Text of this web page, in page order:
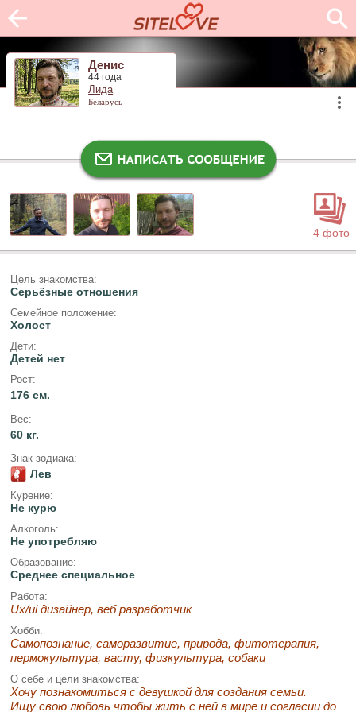
Денис
44 года
Лида
Беларусь
4 фото
Цель знакомства:
Серьёзные отношения
Семейное положение:
Холост
Дети:
Детей нет
Рост:
176 см.
Вес:
60 кг.
Знак зодиака:
Лев
Курение:
Не курю
Алкоголь:
Не употребляю
Образование:
Среднее специальное
Работа:
Ux/ui дизайнер, веб разработчик
Хобби:
Самопознание, саморазвитие, природа, фитотерапия,
пермокультура, васту, физкультура, собаки
О себе и цели знакомства:
Хочу познакомиться с девушкой для создания семьи.
Ищу свою любовь чтобы жить с ней в мире и согласии до